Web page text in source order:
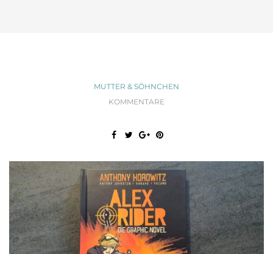
MUTTER & SÖHNCHEN
KOMMENTARE